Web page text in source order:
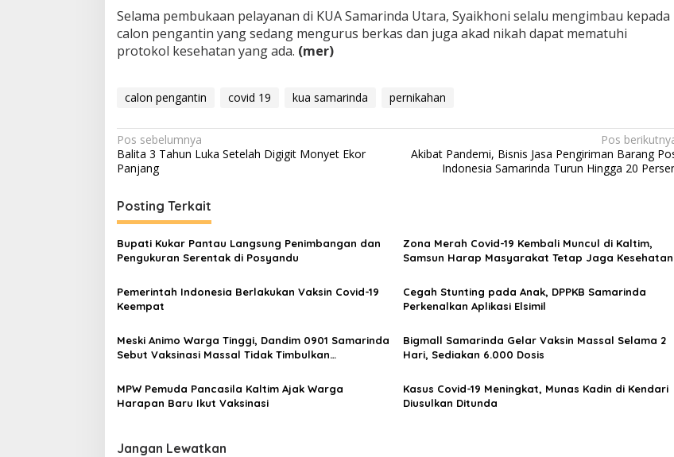
Selama pembukaan pelayanan di KUA Samarinda Utara, Syaikhoni selalu mengimbau kepada
calon pengantin yang sedang mengurus berkas dan juga akad nikah dapat mematuhi
protokol kesehatan yang ada. (mer)
calon pengantin covid 19 kua samarinda pernikahan
Navigasi
pos
Pos sebelumnya
Balita 3 Tahun Luka Setelah Digigit Monyet Ekor
Panjang
Pos
Akibat Pandemi, Bisnis Jasa Pengiriman Barang
Indonesia Samarinda Turun Hingga 20
Posting Terkait
Bupati Kukar Pantau Langsung Penimbangan dan
Pengukuran Serentak di Posyandu
Zona Merah Covid-19 Kembali Muncul di Kaltim,
Samsun Harap Masyarakat Tetap Jaga Kesehatan
Pemerintah Indonesia Berlakukan Vaksin Covid-19
Keempat
Cegah Stunting pada Anak, DPPKB Samarinda
Perkenalkan Aplikasi Elsimil
Meski Animo Warga Tinggi, Dandim 0901 Samarinda
Sebut Vaksinasi Massal Tidak Timbulkan
Bigmall Samarinda Gelar Vaksin Massal Selama 2
Hari, Sediakan 6.000 Dosis
MPW Pemuda Pancasila Kaltim Ajak Warga
Harapan Baru Ikut Vaksinasi
Kasus Covid-19 Meningkat, Munas Kadin di Kendari
Diusulkan Ditunda
Jangan Lewatkan